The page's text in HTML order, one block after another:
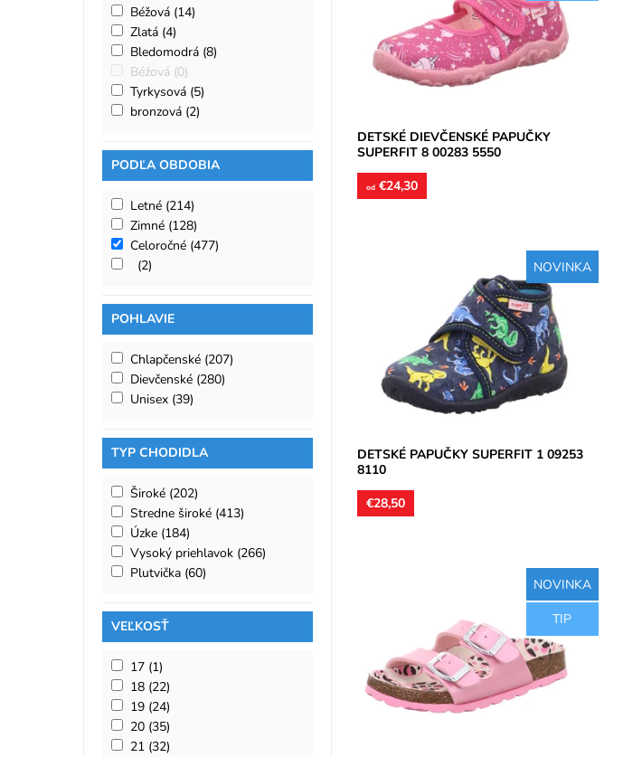
prevzdušnia chodidlo, model detskej
Dostupnosť:
Skladom
Značka:
Superfit
Záruka:
2 roky
DETSKÉ DIEVČENSKÉ PAPUČKY
SUPERFIT 8 00283 5550
od €24,30
NOVINKA
Domáca členková obuv určená pre
stredne široké a užšie chodidlá. Materiál
- textil. Výrobca garantuje, že podrážky...
Dostupnosť:
Skladom
Značka:
Superfit
Záruka:
2 roky
DETSKÉ PAPUČKY SUPERFIT 1 09253
8110
€28,50
NOVINKA
TIP
Detské šľapky vyrobené z pružného
korku. Stielky sú kožené s vytvarovanou
pozdĺžnou a priečnou klembou. Pracky
sú z...
Dostupnosť:
Skladom
Značka:
Superfit
Záruka:
2 roky
Béžová (14)
Zlatá (4)
Bledomodrá (8)
Béźová (0)
Tyrkysová (5)
bronzová (2)
PODĽA OBDOBIA
Letné (214)
Zimné (128)
Celoročné (477)
(2)
POHLAVIE
Chlapčenské (207)
Dievčenské (280)
Unisex (39)
TYP CHODIDLA
Široké (202)
Stredne široké (413)
Úzke (184)
Vysoký priehlavok (266)
Plutvička (60)
VEĽKOSŤ
17 (1)
18 (22)
19 (24)
20 (35)
21 (32)